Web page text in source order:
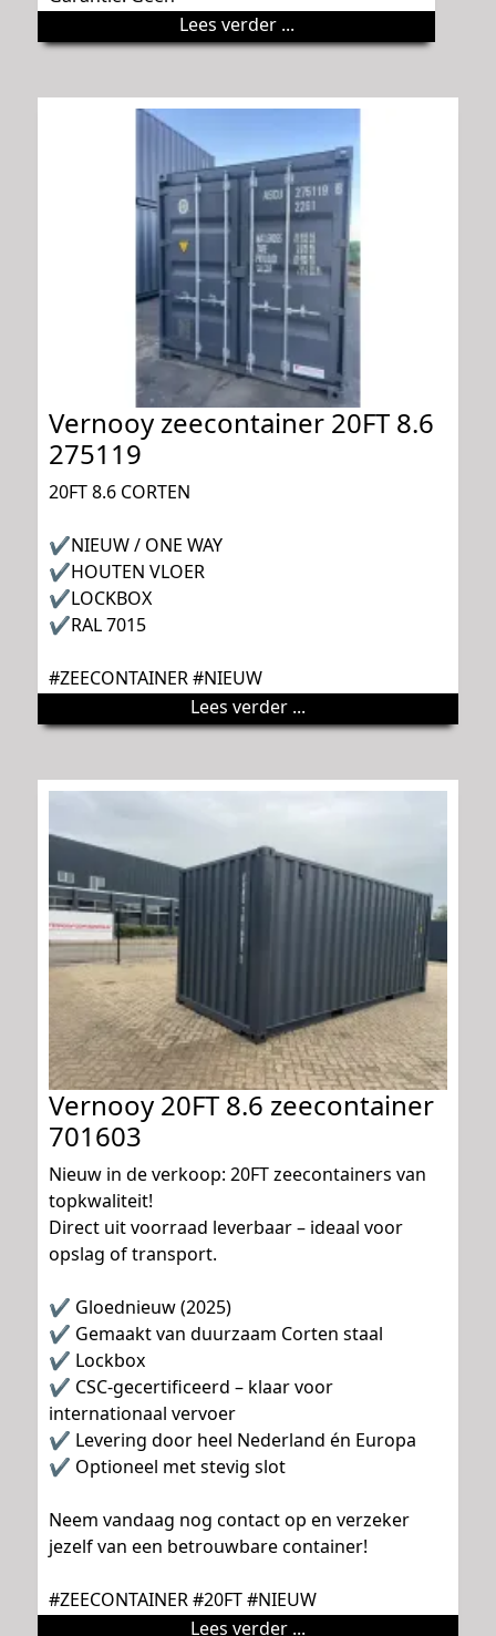
Lees verder ...
Vernooy zeecontainer 20FT 8.6
275119
20FT 8.6 CORTEN
✔NIEUW / ONE WAY
✔HOUTEN VLOER
✔LOCKBOX
✔RAL 7015
#ZEECONTAINER #NIEUW
Lees verder ...
Vernooy 20FT 8.6 zeecontainer
701603
Nieuw in de verkoop: 20FT zeecontainers van
topkwaliteit!
Direct uit voorraad leverbaar – ideaal voor
opslag of transport.
✔ Gloednieuw (2025)
✔ Gemaakt van duurzaam Corten staal
✔ Lockbox
✔ CSC-gecertificeerd – klaar voor
internationaal vervoer
✔ Levering door heel Nederland én Europa
✔ Optioneel met stevig slot
Neem vandaag nog contact op en verzeker
jezelf van een betrouwbare container!
#ZEECONTAINER #20FT #NIEUW
Lees verder ...